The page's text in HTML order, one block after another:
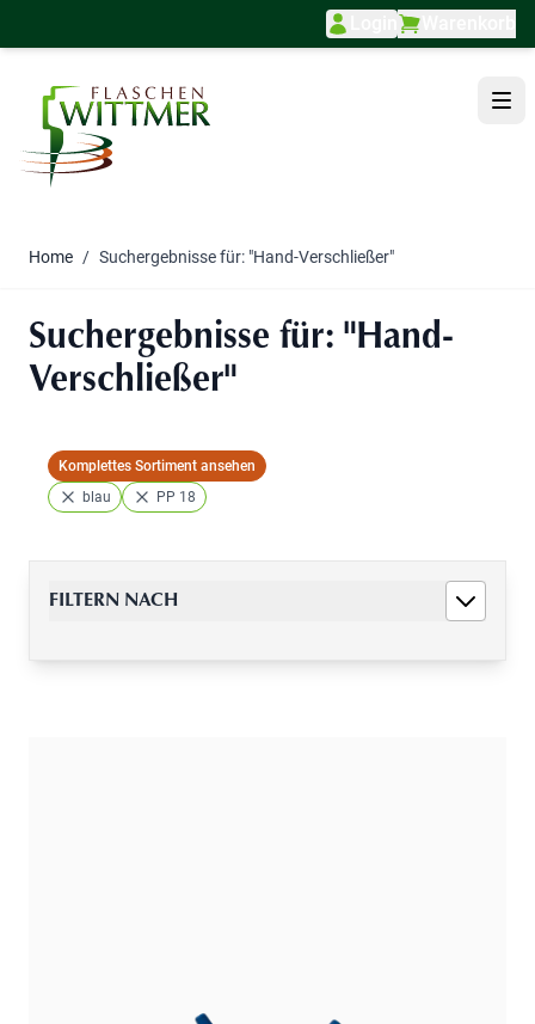
Home / Suchergebnisse für: "Hand-Verschließer"
Suchergebnisse für: "Hand-
Verschließer"
Komplettes Sortiment ansehen
blau
PP 18
FILTERN NACH